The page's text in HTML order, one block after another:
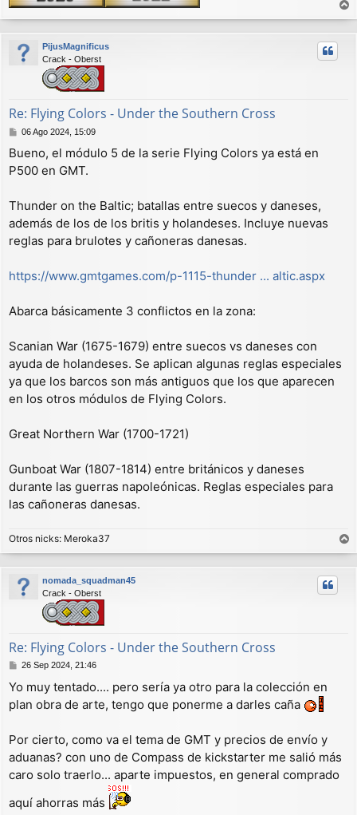
r
r
PijusMagnificus
Crack - Oberst
Re: Flying Colors - Under the Southern Cross
M
n
s
e
06 Ago 2024, 15:09
Bueno, el módulo 5 de la serie Flying Colors ya está en
P500 en GMT.
Thunder on the Baltic; batallas entre suecos y daneses,
además de los de los britis y holandeses. Incluye nuevas
reglas para brulotes y cañoneras danesas.
https://www.gmtgames.com/p-1115-thunder ... altic.aspx
Abarca básicamente 3 conflictos en la zona:
Scanian War (1675-1679) entre suecos vs daneses con
ayuda de holandeses. Se aplican algunas reglas especiales
ya que los barcos son más antiguos que los que aparecen
en los otros módulos de Flying Colors.
Great Northern War (1700-1721)
Gunboat War (1807-1814) entre británicos y daneses
durante las guerras napoleónicas. Reglas especiales para
las cañoneras danesas.
Otros nicks: Meroka37
r
r
nomada_squadman45
Crack - Oberst
Re: Flying Colors - Under the Southern Cross
M
n
s
e
26 Sep 2024, 21:46
Yo muy tentado.... pero sería ya otro para la colección en
plan obra de arte, tengo que ponerme a darles caña
Por cierto, como va el tema de GMT y precios de envío y
aduanas? con uno de Compass de kickstarter me salió más
caro solo traerlo... aparte impuestos, en general comprado
aquí ahorras más